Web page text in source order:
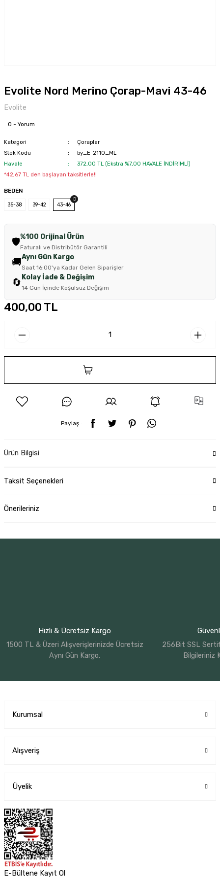
Evolite Nord Merino Çorap-Mavi 43-46
Evolite
0 - Yorum
Kategori
Çoraplar
Stok Kodu
by_E-2110_ML
Havale
372,00 TL (Ekstra %7,00 HAVALE İNDİRİMLİ)
*42,67 TL den başlayan taksitlerle!!
BEDEN
35-38 39-42 43-46
🛡️%100 Orijinal Ürün
Faturalı ve Distribütör Garantili
🚚Aynı Gün Kargo
Saat 16:00'ya Kadar Gelen Siparişler
🔄 Kolay İade & Değişim
14 Gün İçinde Koşulsuz Değişim
400,00 TL
Paylaş :
Ürün Bilgisi
Taksit Seçenekleri
Önerileriniz
Hızlı & Ücretsiz Kargo
1500 TL & Üzeri Alışverişlerinizde Ücretsiz
Aynı Gün Kargo.
256Bit SSL
Bilgileriniz
Kurumsal
Alışveriş
Üyelik
E-Bültene Kayıt Ol